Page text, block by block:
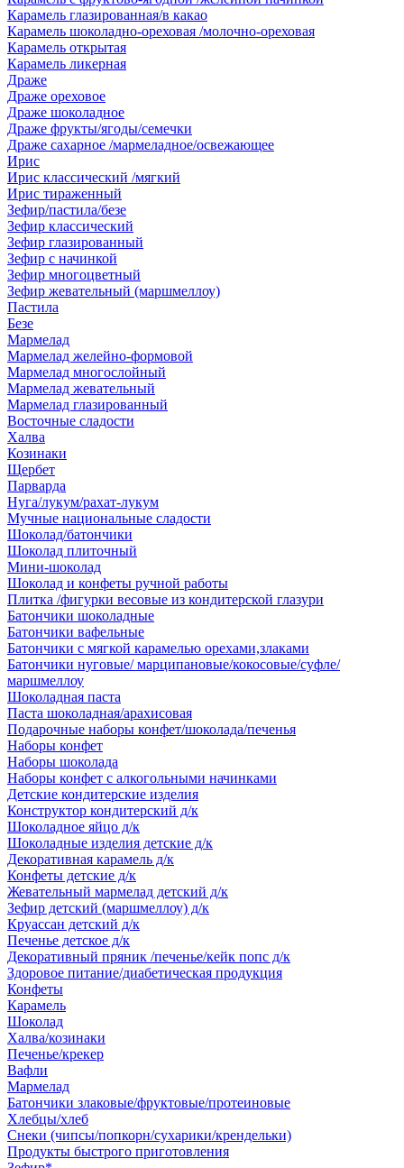
Карамель глазированная/в какао
Карамель шоколадно-ореховая /молочно-ореховая
Карамель открытая
Карамель ликерная
Драже
Драже ореховое
Драже шоколадное
Драже фрукты/ягоды/семечки
Драже сахарное /мармеладное/освежающее
Ирис
Ирис классический /мягкий
Ирис тираженный
Зефир/пастила/безе
Зефир классический
Зефир глазированный
Зефир с начинкой
Зефир многоцветный
Зефир жевательный (маршмеллоу)
Пастила
Безе
Мармелад
Мармелад желейно-формовой
Мармелад многослойный
Мармелад жевательный
Мармелад глазированный
Восточные сладости
Халва
Козинаки
Щербет
Парварда
Нуга/лукум/рахат-лукум
Мучные национальные сладости
Шоколад/батончики
Шоколад плиточный
Мини-шоколад
Шоколад и конфеты ручной работы
Плитка /фигурки весовые из кондитерской глазури
Батончики шоколадные
Батончики вафельные
Батончики с мягкой карамелью орехами,злаками
Батончики нуговые/ марципановые/кокосовые/суфле/
маршмеллоу
Шоколадная паста
Паста шоколадная/арахисовая
Подарочные наборы конфет/шоколада/печенья
Наборы конфет
Наборы шоколада
Наборы конфет с алкогольными начинками
Детские кондитерские изделия
Конструктор кондитерский д/к
Шоколадное яйцо д/к
Шоколадные изделия детские д/к
Декоративная карамель д/к
Конфеты детские д/к
Жевательный мармелад детский д/к
Зефир детский (маршмеллоу) д/к
Круассан детский д/к
Печенье детское д/к
Декоративный пряник /печенье/кейк попс д/к
Здоровое питание/диабетическая продукция
Конфеты
Карамель
Шоколад
Халва/козинаки
Печенье/крекер
Вафли
Мармелад
Батончики злаковые/фруктовые/протеиновые
Хлебцы/хлеб
Снеки (чипсы/попкорн/сухарики/крендельки)
Продукты быстрого приготовления